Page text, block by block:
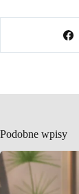
Podobne wpisy